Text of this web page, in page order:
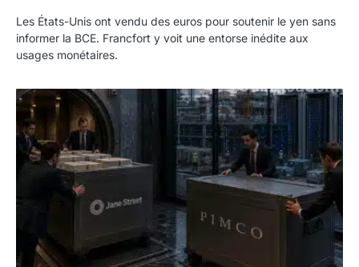
Les États-Unis ont vendu des euros pour soutenir le yen sans
informer la BCE. Francfort y voit une entorse inédite aux
usages monétaires.
Jane Street négocie le transfert de 11 milliards de